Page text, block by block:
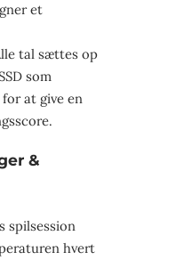
et
tal sættes op
som
for at give en
&
spilsession
hvert